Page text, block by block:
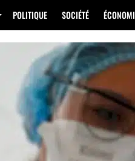
POLITIQUE SOCIÉTÉ